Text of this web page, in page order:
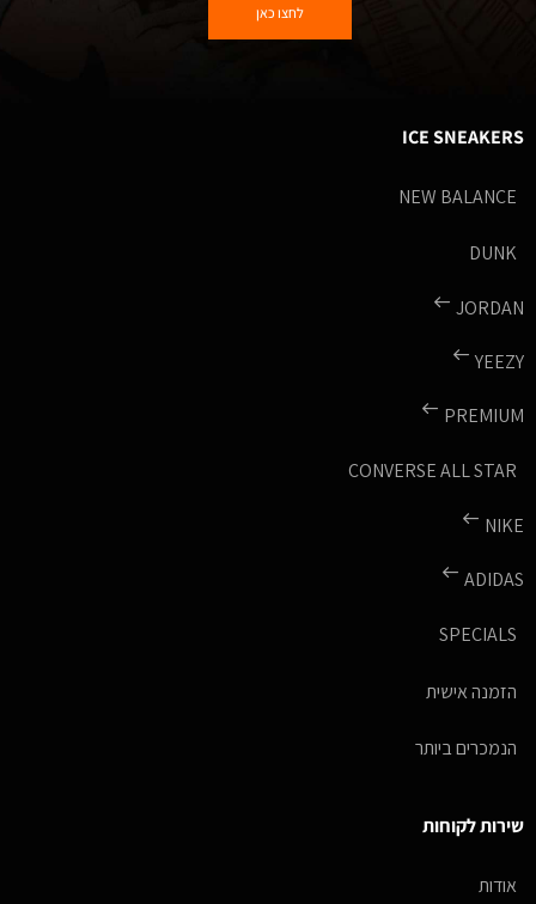
לחצו כאן
ICE SNEAKERS
NEW BALANCE
DUNK
JORDAN
YEEZY
PREMIUM
CONVERSE ALL STAR
NIKE
ADIDAS
SPECIALS
הזמנה אישית
הנמכרים ביותר
שירות לקוחות
אודות